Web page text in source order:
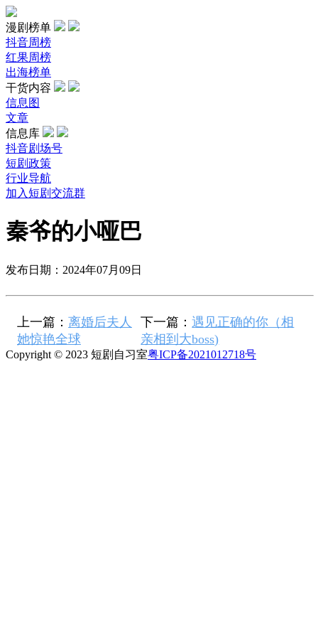
漫剧榜单
抖音周榜
红果周榜
出海榜单
干货内容
信息图
文章
信息库
抖音剧场号
短剧政策
行业导航
加入短剧交流群
秦爷的小哑巴
发布日期：2024年07月09日
上一篇： 离婚后夫人
她惊艳全球
下一篇：遇见正确的你（相
亲相到大boss)
Copyright © 2023 短剧自习室粤ICP备2021012718号